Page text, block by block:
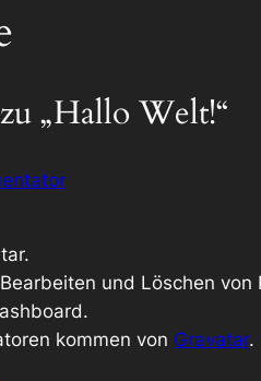
„Hallo Welt!“
und Löschen
kommen von Gravatar.